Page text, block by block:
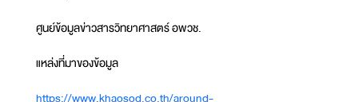
ศูนย์ข้อมูลข่าวสารวิทยาศาสตร์ อพวช.
แหล่งที่มาของข้อมูล
https://www.khaosod.co.th/around-